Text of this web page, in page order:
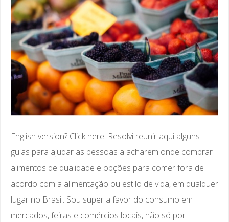
English version? Click here! Resolvi reunir aqui alguns
guias para ajudar as pessoas a acharem onde comprar
alimentos de qualidade e opções para comer fora de
acordo com a alimentação ou estilo de vida, em qualquer
lugar no Brasil. Sou super a favor do consumo em
mercados, feiras e comércios locais, não só por